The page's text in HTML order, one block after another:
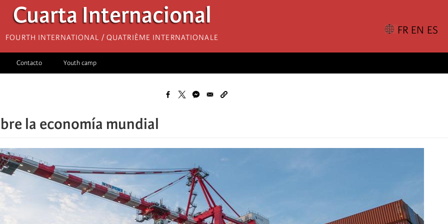
Cuarta Internacional
Fourth International / Quatrième internationale
Contacto Youth camp
la economía mundial